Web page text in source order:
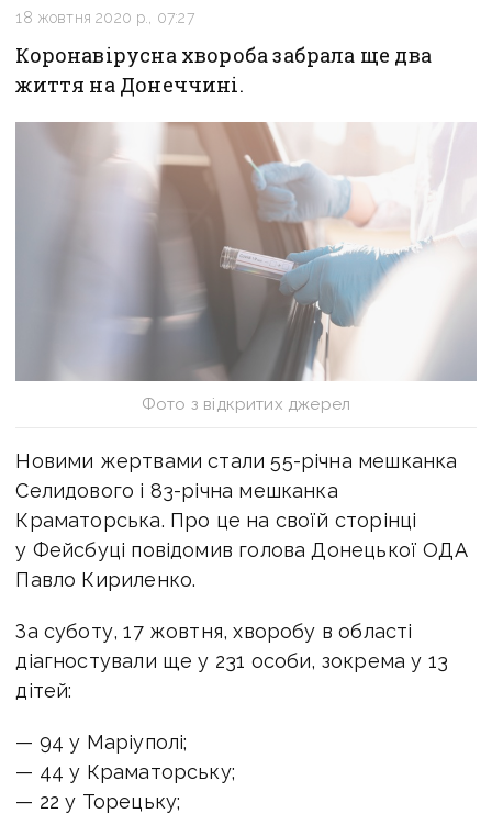
18 жовтня 2020 р., 07:27
Коронавірусна хвороба забрала ще два
життя на Донеччині.
Фото з відкритих джерел
Новими жертвами стали 55-річна мешканка
Селидового і 83-річна мешканка
Краматорська. Про це на своїй сторінці
у Фейсбуці повідомив голова Донецької ОДА
Павло Кириленко.
За суботу, 17 жовтня, хворобу в області
діагностували ще у 231 особи, зокрема у 13
дітей:
— 94 у Маріуполі;
— 44 у Краматорську;
— 22 у Торецьку;